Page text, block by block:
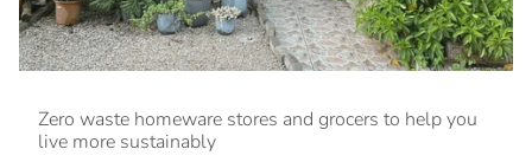
Zero waste homeware stores and grocers to help you
live more sustainably